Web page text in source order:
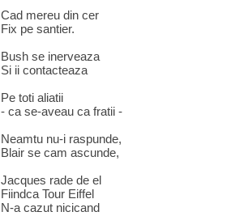
Cad mereu din cer
Fix pe santier.
Bush se inerveaza
Si ii contacteaza
Pe toti aliatii
- ca se-aveau ca fratii -
Neamtu nu-i raspunde,
Blair se cam ascunde,
Jacques rade de el
Fiindca Tour Eiffel
N-a cazut nicicand